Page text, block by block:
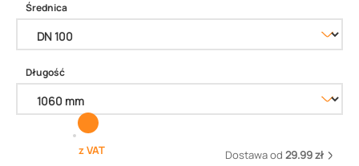
Średnica
Długość
z VAT Dostawa od 29.99 zł